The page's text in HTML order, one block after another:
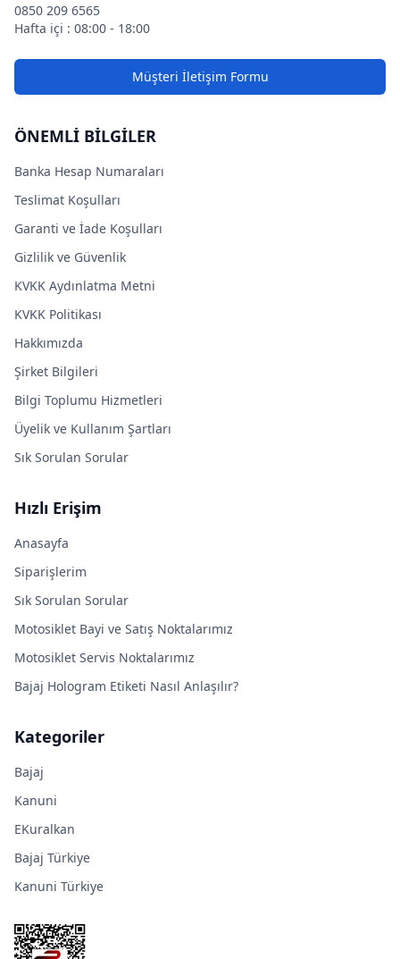
0850 209 6565
Hafta içi : 08:00 - 18:00
Müşteri İletişim Formu
ÖNEMLİ BİLGİLER
Banka Hesap Numaraları
Teslimat Koşulları
Garanti ve İade Koşulları
Gizlilik ve Güvenlik
KVKK Aydınlatma Metni
KVKK Politikası
Hakkımızda
Şirket Bilgileri
Bilgi Toplumu Hizmetleri
Üyelik ve Kullanım Şartları
Sık Sorulan Sorular
Hızlı Erişim
Anasayfa
Siparişlerim
Sık Sorulan Sorular
Motosiklet Bayi ve Satış Noktalarımız
Motosiklet Servis Noktalarımız
Bajaj Hologram Etiketi Nasıl Anlaşılır?
Kategoriler
Bajaj
Kanuni
EKuralkan
Bajaj Türkiye
Kanuni Türkiye